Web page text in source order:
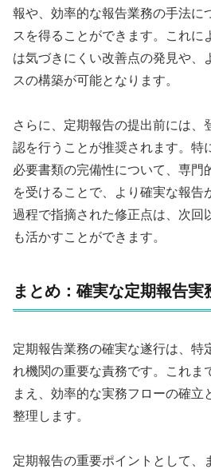
報や、効率的な報告業務の手法に
スを得ることができます。これに
は気づきにくい改善点の発見や、
スの構築が可能となります。
さらに、定期報告の提出前には、
認を行うことが推奨されます。特
必要書類の完備性について、専門
を受けることで、より確実な報告
過程で指摘された修正点は、次回
も活かすことができます。
まとめ：確実な定期報告実
定期報告業務の確実な遂行は、特
れ機関の重要な責務です。これま
まえ、効率的な実務フローの確立
整理します。
定期報告の重要ポイントとして、